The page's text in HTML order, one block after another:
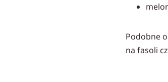
Podobne
na fasoli